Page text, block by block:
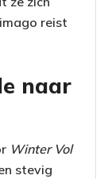
reist
naar
Winter Vol
stevig